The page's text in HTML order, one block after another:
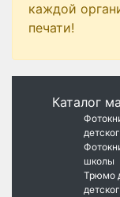
каждой
печати!
Каталог
школы
Трюмо